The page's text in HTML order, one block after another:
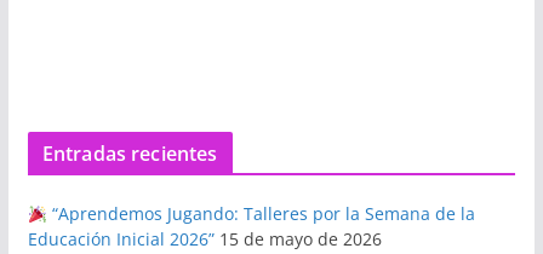
Entradas recientes
“Aprendemos Jugando: Talleres por la Semana de la
Educación Inicial 2026” 15 de mayo de 2026